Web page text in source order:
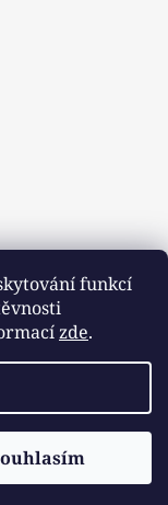
funkcí
zde.
práva
cookies